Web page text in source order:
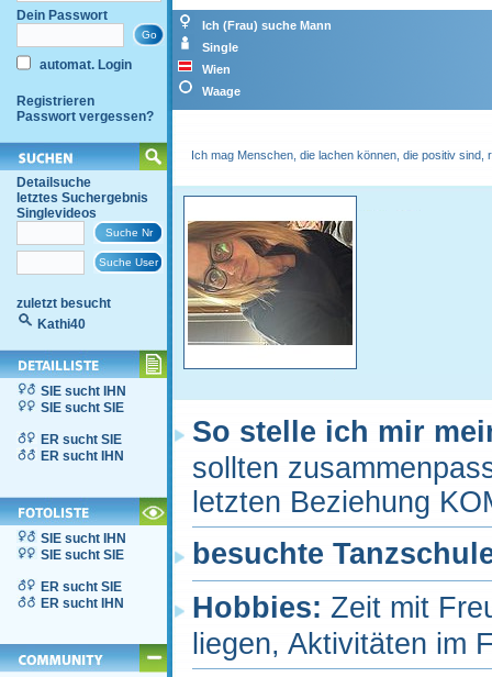
Dein Passwort
automat. Login
Registrieren
Passwort vergessen?
Detailsuche
letztes Suchergebnis
Singlevideos
zuletzt besucht
Kathi40
SIE sucht IHN
SIE sucht SIE
ER sucht SIE
ER sucht IHN
SIE sucht IHN
SIE sucht SIE
ER sucht SIE
ER sucht IHN
Ich (Frau) suche Mann
Single
Wien
Waage
Ich mag Menschen, die lachen können, die positiv
So stelle ich mir
sollten
letzten Beziehung
besuchte
Hobbies: Zeit mit
liegen, Aktivitäten im